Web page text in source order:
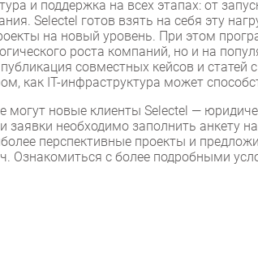
и поддержка на всех этапах: от
Selectel готов взять на себя эту
на новый уровень. При этом
роста компаний, но и на
совместных кейсов и статей
как IT-инфраструктура может
могут новые клиенты Selectel —
заявки необходимо заполнить анкету
перспективные проекты и
Ознакомиться с более подробными